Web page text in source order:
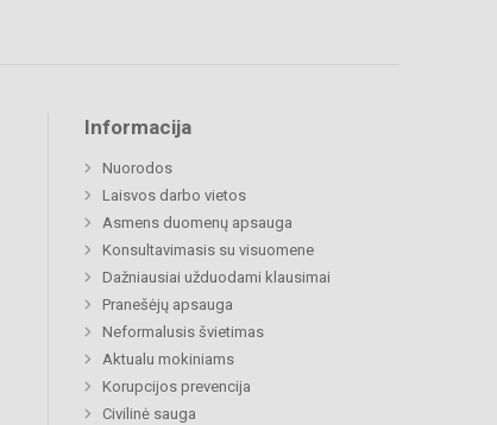
Informacija
Nuorodos
Laisvos darbo vietos
Asmens duomenų apsauga
Konsultavimasis su visuomene
Dažniausiai užduodami klausimai
Pranešėjų apsauga
Neformalusis švietimas
Aktualu mokiniams
Korupcijos prevencija
Civilinė sauga